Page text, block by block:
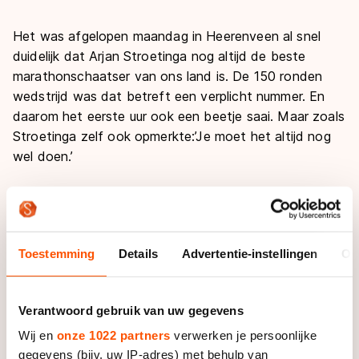
Toestemming Details Advertentie-instellingen
Verantwoord gebruik van uw gegevens
Wij en onze 1022 partners verwerken je persoonlijke
gegevens (bijv. uw IP-adres) met behulp van
Het was afgelopen maandag in Heerenveen al snel
duidelijk dat Arjan Stroetinga nog altijd de beste
marathonschaatser van ons land is. De 150 ronden
wedstrijd was dat betreft een verplicht nummer. En
daarom het eerste uur ook een beetje saai. Maar zoals
Stroetinga zelf ook opmerkte:’Je moet het altijd nog
wel doen.’
Want in 150 ronden marathonschaatsen kan ook veel
misgaan. Zeker als je als uitgesproken favoriet daar
over gaat nadenken. Met een sterke BAM ploeg
waren materiaalpech of een valpartij de grootste
bedreigingen voor ‘Stroet’. De aanvallen van de
gepareerd door de BAM ploeg. Of gewoon door
Stroetinga zelf. Als een echte heerser.